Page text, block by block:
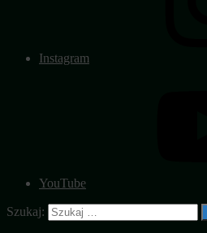
Instagram
YouTube
Szukaj: